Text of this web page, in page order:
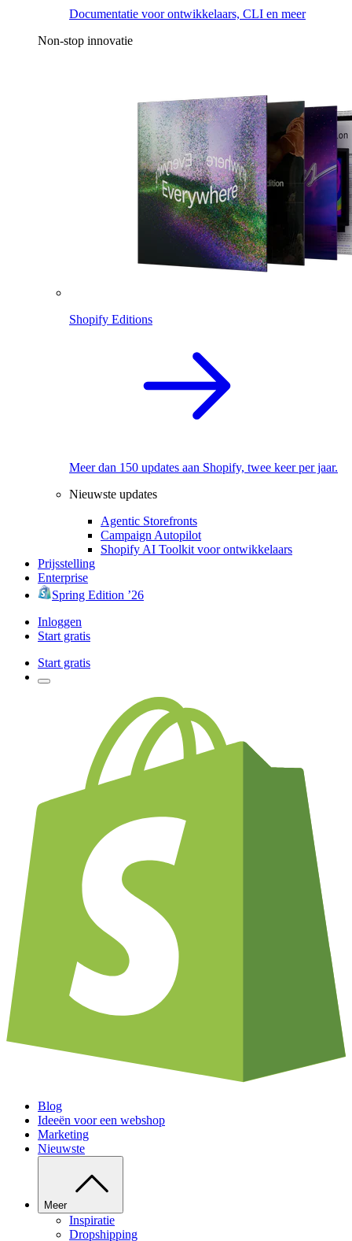
Documentatie voor ontwikkelaars, CLI en meer
Non-stop innovatie
Shopify Editions
Meer dan 150 updates aan Shopify, twee keer per jaar.
Nieuwste updates
Agentic Storefronts
Campaign Autopilot
Shopify AI Toolkit voor ontwikkelaars
Prijsstelling
Enterprise
Spring Edition ’26
Inloggen
Start gratis
Start gratis
Blog
Ideeën voor een webshop
Marketing
Nieuwste
Meer
Inspiratie
Dropshipping